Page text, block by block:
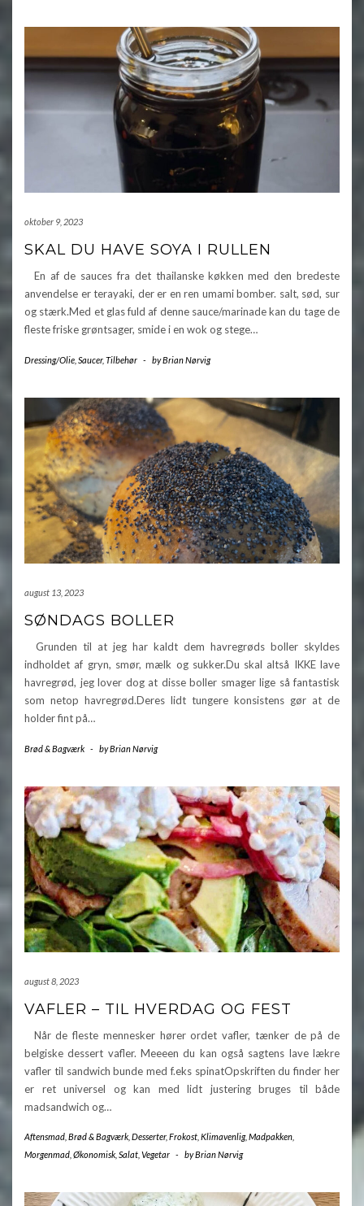
oktober 9, 2023
SKAL DU HAVE SOYA I RULLEN
En af de sauces fra det thailanske køkken med den bredeste
anvendelse er terayaki, der er en ren umami bomber. salt, sød, sur
og stærk.Med et glas fuld af denne sauce/marinade kan du tage de
fleste friske grøntsager, smide i en wok og stege…
Dressing/Olie Saucer, Tilbehør - byBrian Nørvig
august 13, 2023
SØNDAGS BOLLER
Grunden til at jeg har kaldt dem havregrøds boller skyldes
indholdet af gryn, smør, mælk og sukker.Du skal altså IKKE lave
havregrød, jeg lover dog at disse boller smager lige så fantastisk
som netop havregrød.Deres lidt tungere konsistens gør at de
holder fint på…
Brød & Bagværk - byBrian Nørvig
august 8, 2023
VAFLER – TIL HVERDAG OG FEST
Når de fleste mennesker hører ordet vafler, tænker de på de
belgiske dessert vafler. Meeeen du kan også sagtens lave lækre
vafler til sandwich bunde med f.eks spinatOpskriften du finder her
er ret universel og kan med lidt justering bruges til både
madsandwich og…
Aftensmad Brød & Bagværk Desserter, Frokost Klimavenlig, Madpakken
Morgenmad Økonomisk Salat Vegetar - byBrian Nørvig